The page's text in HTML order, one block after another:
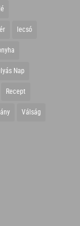
lecsó
Nap
Recept
Válság